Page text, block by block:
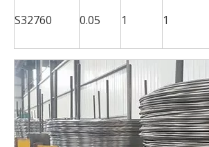
S32760 0.05 1 1